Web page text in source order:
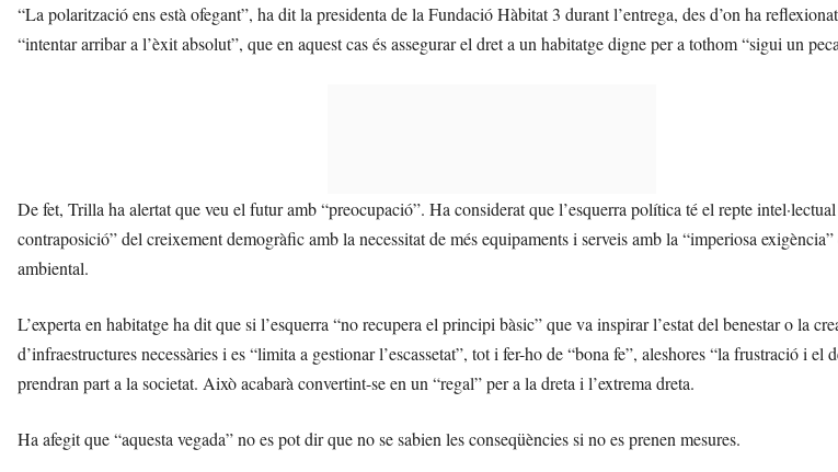
“La polarització ens està ofegant”, ha dit la presidenta de la Fundació Hàbitat 3 durant l’entrega, des d’on ha
“intentar arribar a l’èxit absolut”, que en aquest cas és assegurar el dret a un habitatge digne per a tothom “sigui un
De fet, Trilla ha alertat que veu el futur amb “preocupació”. Ha considerat que l’esquerra política té el repte
contraposició” del creixement demogràfic amb la necessitat de més equipaments i serveis amb la “imperiosa
ambiental.
L’experta en habitatge ha dit que si l’esquerra “no recupera el principi bàsic” que va inspirar l’estat del benestar o la
d’infraestructures necessàries i es “limita a gestionar l’escassetat”, tot i fer-ho de “bona fe”, aleshores “la frustració i el
prendran part a la societat. Això acabarà convertint-se en un “regal” per a la dreta i l’extrema dreta.
Ha afegit que “aquesta vegada” no es pot dir que no se sabien les conseqüències si no es prenen mesures.